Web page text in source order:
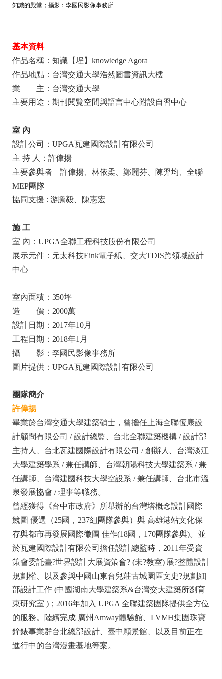
知識的殿堂；攝影：李國民影像事務所
基本資料
作品名稱：知識【埕】knowledge Agora
作品地點：台灣交通大學浩然圖書資訊大樓
業 主：台灣交通大學
主要用途：期刊閱覽空間與語言中心附設自習中心
室 內
設計公司：UPGA瓦建國際設計有限公司
主 持 人：許偉揚
主要參與者：許偉揚、林依柔、鄭麗芬、陳羿均、全聯
MEP團隊
協同支援 : 游騰毅、陳憲宏
施 工
室 內：UPGA全聯工程科技股份有限公司
展示元件：元太科技Eink電子紙、交大TDIS跨領域設計
中心
室內面積：350坪
造 價：2000萬
設計日期：2017年10月
工程日期：2018年1月
攝 影：李國民影像事務所
圖片提供：UPGA瓦建國際設計有限公司
團隊簡介
許偉揚
畢業於台灣交通大學建築碩士，曾擔任上海全聯恆康設
計顧問有限公司 / 設計總監、台北全聯建築機構 / 設計部
主持人、台北瓦建國際設計有限公司 / 創辦人、台灣淡江
大學建築學系 / 兼任講師、台灣朝陽科技大學建築系 / 兼
任講師、台灣建國科技大學空設系 / 兼任講師、台北市溫
泉發展協會 / 理事等職務。
曾經獲得《台中市政府》所舉辦的台灣塔概念設計國際
競圖 優選（25國，237組團隊參與）與 高雄港站文化保
存與都市再發展國際徵圖 佳作(18國，170團隊參與)。並
於瓦建國際設計有限公司擔任設計總監時，2011年受資
策會委託臺?世界設計大展資策會? (未?教室) 展?整體設計
規劃權、以及參與中國山東台兒莊古城園區文史?規劃細
部設計工作 (中國湖南大學建築系&台灣交大建築所劉育
東研究室 )；2016年加入 UPGA 全聯建築團隊提供全方位
的服務。陸續完成 廣州Amway體驗館、LVMH集團珠寶
鐘錶事業群台北總部設計、臺中願景館、以及目前正在
進行中的台灣漫畫基地等案。